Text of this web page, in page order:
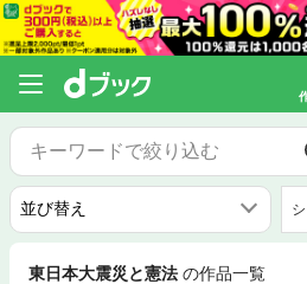
東日本大震災と憲法 の作品一覧